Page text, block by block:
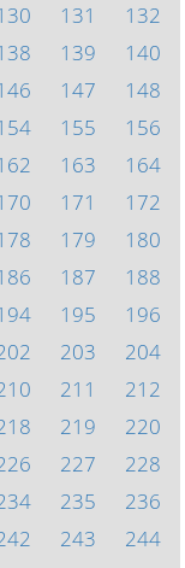
131
132
139
140
147
148
155
156
163
164
171
172
179
180
187
188
195
196
203
204
211
212
219
220
227
228
235
236
243
244